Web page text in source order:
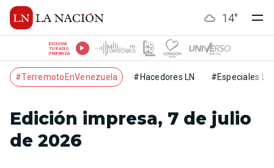
14°
ESCUCHÁ
TU RADIO
PREFERIDA
#TerremotoEnVenezuela #Hacedores LN #Especiales LN
Edición impresa, 7 de julio
de 2026